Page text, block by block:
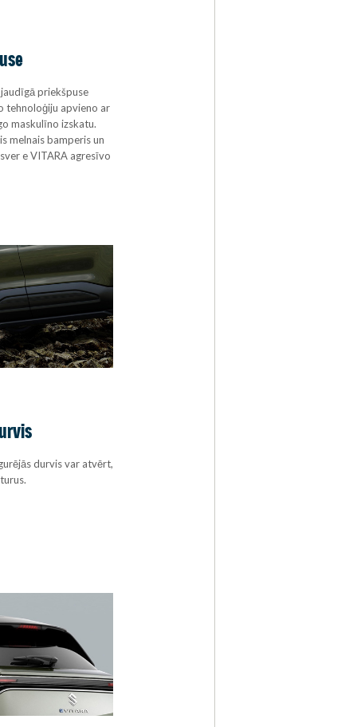
priekšpuse
apvieno ar
maskulīno izskatu.
melnais bamperis un
e VITARA agresīvo
durvis var atvērt,